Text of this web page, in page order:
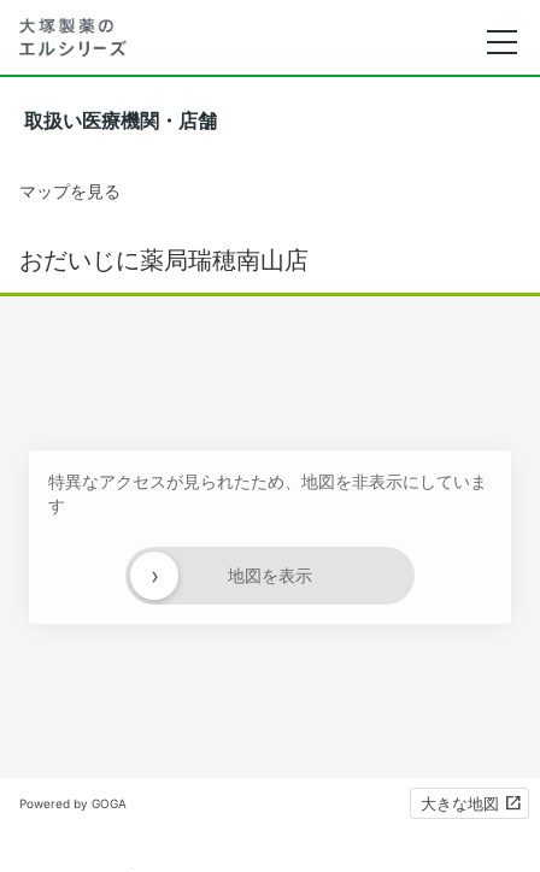
取扱い医療機関・店舗
マップを見る
おだいじに薬局瑞穂南山店
特異なアクセスが見られたため、地図を非表示にしていま
す
地図を表示
›
Powered by GOGA 大きな地図